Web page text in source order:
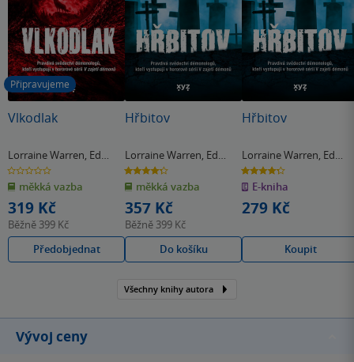
Připravujeme
Vlkodlak
Lorraine Warren Ed
Warren
0.0
z
5
hvězdiček
měkká vazba
319 Kč
Běžně 399 Kč
Předobjednat
Hřbitov
Lorraine Warren Ed
Warren
4.3
z
5
hvězdiček
měkká vazba
357 Kč
Běžně 399 Kč
Do košíku
Hřbitov
Lorraine Warren Ed
Warren
4.3
z
5
hvězdiček
E-kniha
279 Kč
Koupit
Všechny knihy autora
Vývoj ceny